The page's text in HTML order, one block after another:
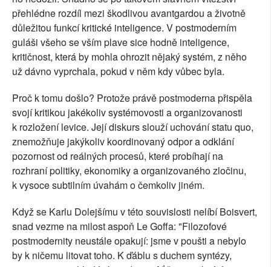
přehlédne rozdíl mezi škodlivou avantgardou a životně
důležitou funkcí kritické inteligence. V postmoderním
guláši všeho se vším plave sice hodně inteligence,
kritičnost, která by mohla ohrozit nějaký systém, z něho
už dávno vyprchala, pokud v něm kdy vůbec byla.
Proč k tomu došlo? Protože právě postmoderna přispěla
svojí kritikou jakékoliv systémovosti a organizovanosti
k rozložení levice. Její diskurs slouží uchování statu quo,
znemožňuje jakýkoliv koordinovaný odpor a odklání
pozornost od reálných procesů, které probíhají na
rozhraní politiky, ekonomiky a organizovaného zločinu,
k vysoce subtilním úvahám o čemkoliv jiném.
Když se Karlu Dolejšímu v této souvislosti nelíbí Boisvert,
snad vezme na milost aspoň Le Goffa: "Filozofové
postmodernity neustále opakují: jsme v poušti a nebylo
by k ničemu litovat toho. K ďáblu s duchem syntézy,